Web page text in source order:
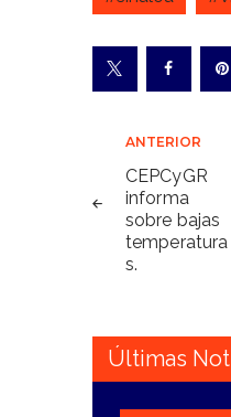
de
entradas
ANTERIOR
CEPCyGR
informa
sobre bajas
temperatura
s.
Últimas